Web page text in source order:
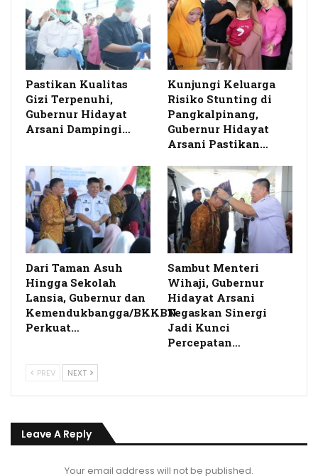
Pastikan Kualitas
Gizi Terpenuhi,
Gubernur Hidayat
Arsani Dampingi…
Kunjungi Keluarga
Risiko Stunting di
Pangkalpinang,
Gubernur Hidayat
Arsani Pastikan…
Dari Taman Asuh
Hingga Sekolah
Lansia, Gubernur dan
Kemendukbangga/BKKBN
Perkuat…
Sambut Menteri
Wihaji, Gubernur
Hidayat Arsani
Tegaskan Sinergi
Jadi Kunci
Percepatan…
PREV NEXT
Leave A Reply
Your email address will not be published.